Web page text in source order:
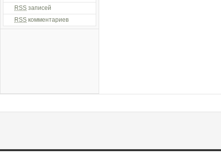
RSS записей
RSS комментариев